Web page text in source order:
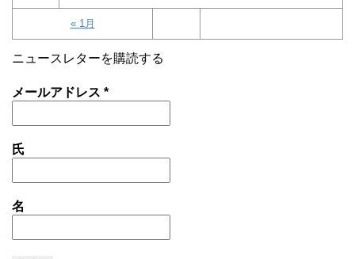
« 1月
ニュースレターを購読する
メールアドレス *
氏
名